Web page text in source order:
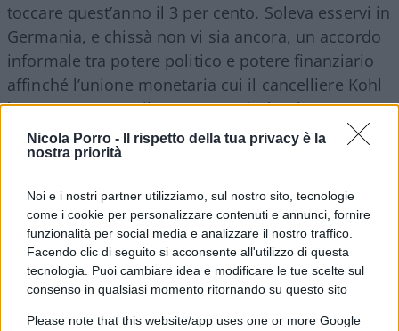
Nicola Porro -
Il rispetto della tua privacy è la
nostra priorità
Noi e i nostri partner utilizziamo, sul nostro sito, tecnologie
come i cookie per personalizzare contenuti e annunci, fornire
funzionalità per social media e analizzare il nostro traffico.
Facendo clic di seguito si acconsente all'utilizzo di questa
tecnologia. Puoi cambiare idea e modificare le tue scelte sul
consenso in qualsiasi momento ritornando su questo sito
Please note that this website/app uses one or more Google
toccare quest’anno il 3 per cento. Soleva esservi in
Germania, e chissà non vi sia ancora, un accordo
informale tra potere politico e potere finanziario
affinché l’unione monetaria cui il cancelliere Kohl
ha costretto una riluttante Bundesbank non
mettesse mai a repentaglio la stabilità dei prezzi
in Germania. Giova ricordare che tale accordo
con la celebre “lettera Emminger”, con disastrose
(benché, ahinoi, temporanee) conseguenze per
l’élite europeista italiana, in particolar modo per
un giovane Mario Draghi e per il suo padrino Carlo
Azeglio Ciampi. Nessuno più dello stimabile
Roberto Napoletano, ex direttore dell’altrettanto